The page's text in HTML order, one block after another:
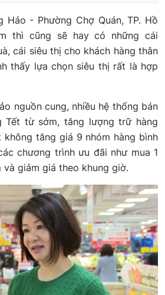
Hảo - Phường Chợ Quán, TP. Hồ
thì cũng sẽ hay có những cái
cái siêu thị cho khách hàng thân
thấy lựa chọn siêu thị rất là hợp
nguồn cung, nhiều hệ thống bán
Tết từ sớm, tăng lượng trữ hàng
không tăng giá 9 nhóm hàng bình
chương trình ưu đãi như mua 1
và giảm giá theo khung giờ.